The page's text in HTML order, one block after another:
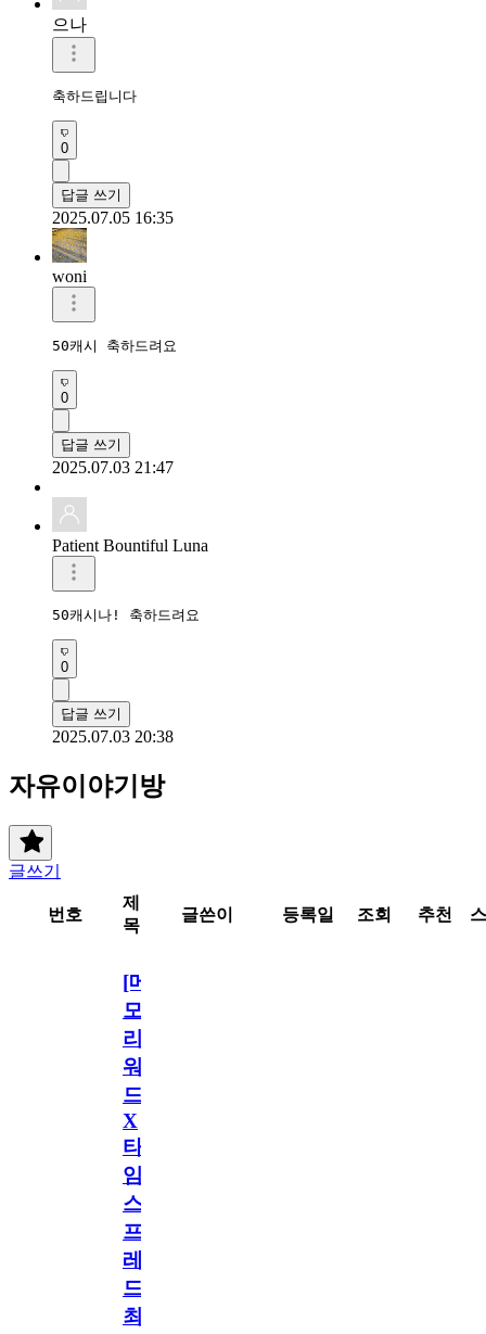
으나
축하드립니다
0
답글 쓰기
2025.07.05 16:35
woni
50캐시 축하드려요
0
답글 쓰기
2025.07.03 21:47
Patient Bountiful Luna
50캐시나! 축하드려요
0
답글 쓰기
2025.07.03 20:38
자유이야기방
글쓰기
번호
제
목
글쓴이 등록일 조회 추천
[메
모
리
워
드
X
타
임
스
프
레
드]
최